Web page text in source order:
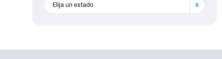
Elija un estado